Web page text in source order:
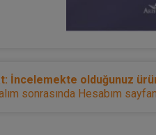
İncelemekte olduğunuz
sonrasında Hesabım